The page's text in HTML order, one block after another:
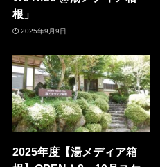
根」
2025年9月9日
2025年度【湯メディア箱